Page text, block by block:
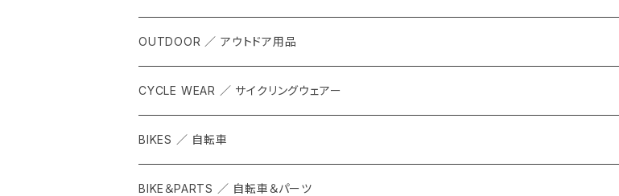
OUTDOOR ／ アウトドア用品
CYCLE WEAR ／ サイクリングウェアー
BIKES ／ 自転車
BIKE＆PARTS ／ 自転車＆パーツ